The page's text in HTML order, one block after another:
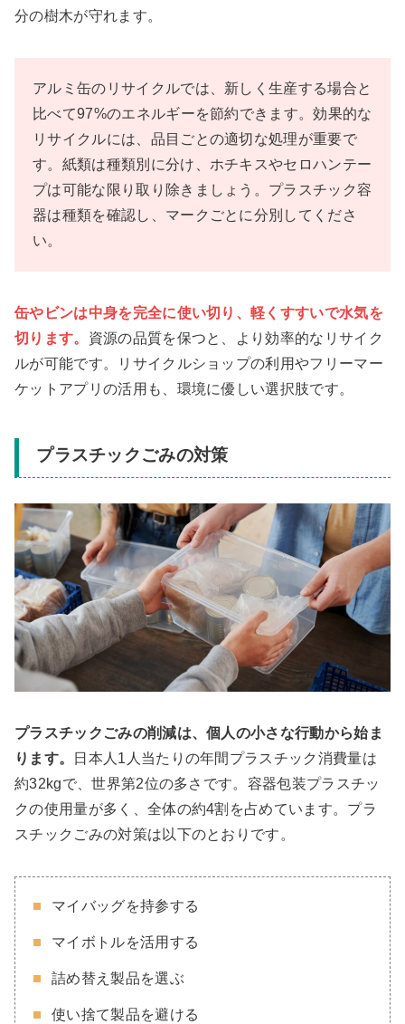
分の樹木が守れます。
アルミ缶のリサイクルでは、新しく生産する場合と
比べて97%のエネルギーを節約できます。効果的な
リサイクルには、品目ごとの適切な処理が重要で
す。紙類は種類別に分け、ホチキスやセロハンテー
プは可能な限り取り除きましょう。プラスチック容
器は種類を確認し、マークごとに分別してくださ
い。
缶やビンは中身を完全に使い切り、軽くすすいで水気を
切ります。 資源の品質を保つと、より効率的なリサイク
ルが可能です。リサイクルショップの利用やフリーマー
ケットアプリの活用も、環境に優しい選択肢です。
プラスチックごみの対策
プラスチックごみの削減は、個人の小さな行動から始ま
ります。
日本人1人当たりの年間プラスチック消費量は
約32kgで、世界第2位の多さです。容器包装プラスチッ
クの使用量が多く、全体の約4割を占めています。プラ
スチックごみの対策は以下のとおりです。
マイバッグを持参する
マイボトルを活用する
詰め替え製品を選ぶ
使い捨て製品を避ける